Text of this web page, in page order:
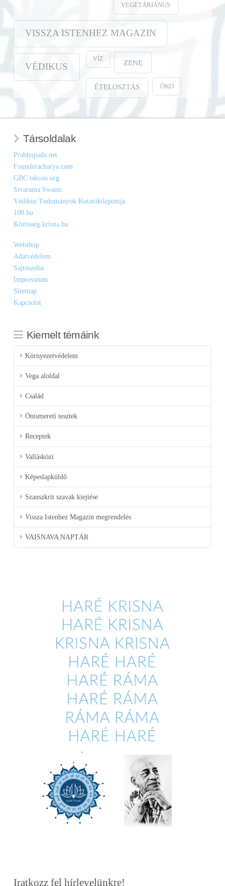
VEGETÁRIÁNUS
VISSZA ISTENHEZ MAGAZIN
VÉDIKUS
VÍZ ZENE
ÉTELOSZTÁS ÖKO
Társoldalak
Prabhupada.net
Founderacharya.com
GBC.iskcon.org
Sivarama Swami
Védikus Tudományok Kutatóközpontja
108.hu
Közösség.krisna.hu
Webshop
Adatvédelem
Sajtószoba
Impresszum
Sitemap
Kapcsolat
Kiemelt témáink
Környezetvédelem
Vega aloldal
Család
Önismereti tesztek
Receptek
Vallásközi
Képeslapküldő
Szanszkrit szavak kiejtése
Vissza Istenhez Magazin megrendelés
VAISNAVA NAPTÁR
Iratkozz fel hírlevelünkre!